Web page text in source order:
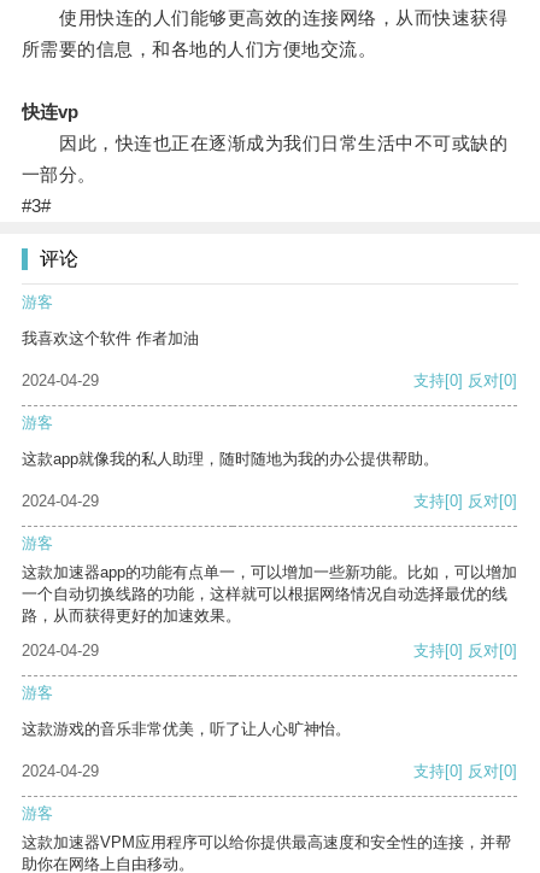
使用快连的人们能够更高效的连接网络，从而快速获得
所需要的信息，和各地的人们方便地交流。
快连vp
因此，快连也正在逐渐成为我们日常生活中不可或缺的
一部分。
#3#
评论
游客
我喜欢这个软件 作者加油
2024-04-29 支持[0] 反对[0]
游客
这款app就像我的私人助理，随时随地为我的办公提供帮助。
2024-04-29 支持[0] 反对[0]
游客
这款加速器app的功能有点单一，可以增加一些新功能。比如，可以增加
一个自动切换线路的功能，这样就可以根据网络情况自动选择最优的线
路，从而获得更好的加速效果。
2024-04-29
支持[0] 反对[0]
游客
这款游戏的音乐非常优美，听了让人心旷神怡。
2024-04-29 支持[0] 反对[0]
游客
这款加速器VPM应用程序可以给你提供最高速度和安全性的连接，并帮
助你在网络上自由移动。